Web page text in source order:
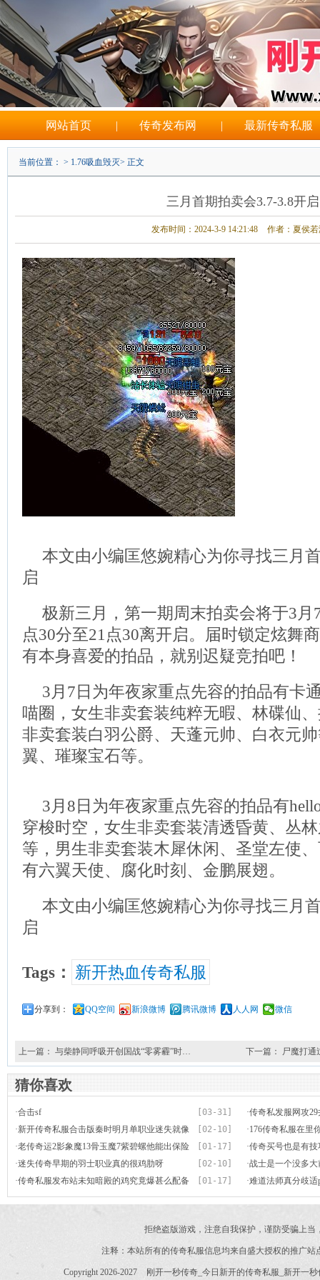
网站首页 | 传奇发布网 | 最新传奇私服
当前位置： > 1.76吸血毁灭> 正文
三月首期拍卖会3.7-3.8开启
发布时间：2024-3-9 14:21:48 作者：夏侯
本文由小编匡悠婉精心为你寻找三月
启
极新三月，第一期周末拍卖会将于3月
点30分至21点30离开启。届时锁定炫舞
有本身喜爱的拍品，就别迟疑竞拍吧！
3月7日为年夜家重点先容的拍品有卡
喵圈，女生非卖套装纯粹无暇、林碟仙
非卖套装白羽公爵、天蓬元帅、白衣元
翼、璀璨宝石等。
3月8日为年夜家重点先容的拍品有
穿梭时空，女生非卖套装清透昏黄、丛
等，男生非卖套装木犀休闲、圣堂左使
有六翼天使、腐化时刻、金鹏展翅。
本文由小编匡悠婉精心为你寻找三月
启
Tags： 新开热血传奇私服
分享到： QQ空间 新浪微博 腾讯微博 人人网 微信
上一篇： 与柴静同呼吸开创国战“零雾霾”时… 下一篇： 尸魔打
猜你喜欢
[03-31]
·合击sf ·传奇私发服网攻
备真强悍
[02-10]
·新开传奇私服合击版秦时明月单职业迷失就像
武装了牙齿的老虎
·176传奇私服在里
[01-17]
·老传奇运2影象魔13骨玉魔7紫碧螺他能出保险
区吗
·传奇买号也是有技
[02-10]
·迷失传奇早期的羽士职业真的很鸡肋呀 ·战士是一个没多
[01-17]
·传奇私服发布站未知暗殿的鸡究竟爆甚么配备
本来还没小白的爆出高
·难道法师真分歧适
拒绝盗版游戏，注意自我保护，谨防受骗上
注释：本站所有的传奇私服信息均来自盛大授权的推广
Copyright 2026-2027 刚开一秒传奇_今日新开的传奇私服_新开一